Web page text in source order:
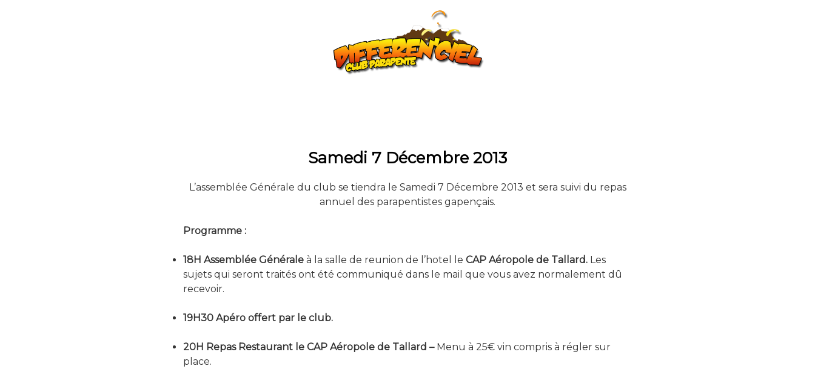
Samedi 7 Décembre 2013
L’assemblée Générale du club se tiendra le Samedi 7 Décembre 2013 et sera suivi du repas
annuel des parapentistes gapençais.
Programme :
18H Assemblée Générale à la salle de reunion de l’hotel le CAP Aéropole de Tallard. Les
sujets qui seront traités ont été communiqué dans le mail que vous avez normalement dû
recevoir.
19H30 Apéro offert par le club.
20H Repas Restaurant le CAP Aéropole de Tallard – Menu à 25€ vin compris à régler sur
place.